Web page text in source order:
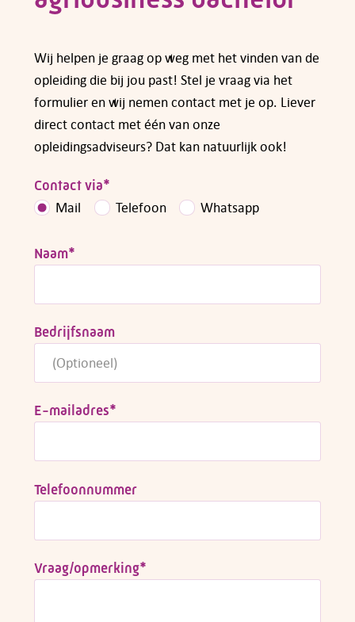
Wij helpen je graag op weg met het vinden van de
opleiding die bij jou past! Stel je vraag via het
formulier en wij nemen contact met je op. Liever
direct contact met één van onze
opleidingsadviseurs? Dat kan natuurlijk ook!
Contact via*
Mail Telefoon Whatsapp
Naam*
Bedrijfsnaam
E-mailadres*
Telefoonnummer
Vraag/opmerking*